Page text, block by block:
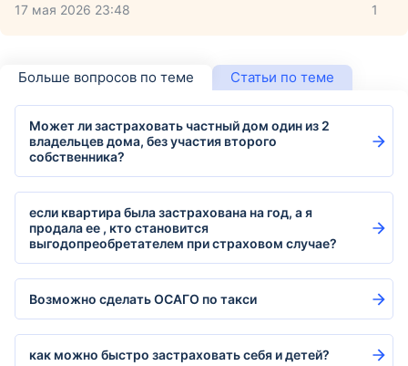
17 мая 2026 23:48 1
Больше вопросов по теме Статьи по теме
Может ли застраховать частный дом один из 2
владельцев дома, без участия второго
собственника?
если квартира была застрахована на год, а я
продала ее , кто становится
выгодопреобретателем при страховом случае?
Возможно сделать ОСАГО по такси
как можно быстро застраховать себя и детей?